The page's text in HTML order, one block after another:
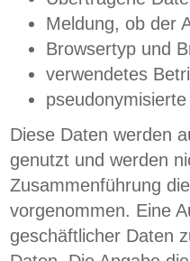
Meldung, ob der
Browsertyp und
verwendetes
Diese Daten werden
genutzt und werden
Zusammenführung
vorgenommen. Eine
geschäftlicher Daten